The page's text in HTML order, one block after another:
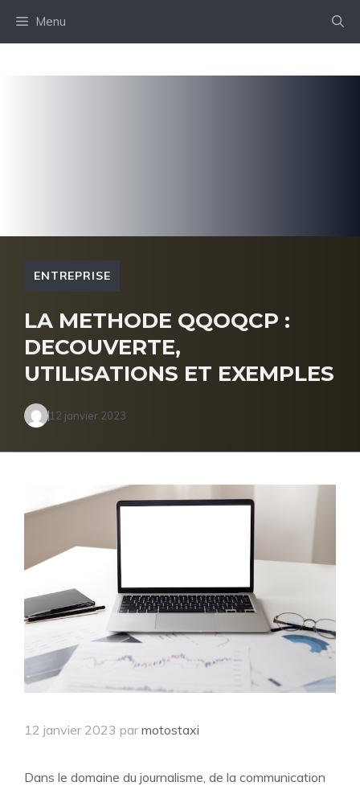
Menu
ENTREPRISE
LA METHODE QQOQCP :
DECOUVERTE,
UTILISATIONS ET EXEMPLES
12 janvier 2023
12 janvier 2023 par motostaxi
Dans le domaine du journalisme, de la communication